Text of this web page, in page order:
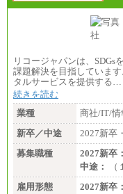
リコージャパンは、SDGs
課題解決を目指していま
タルサービスを提供する…
続きを読む
業種
商社/IT/情
新卒／中途
2027新卒
募集職種
2027新卒：
中途：
（
雇用形態
2027新卒：